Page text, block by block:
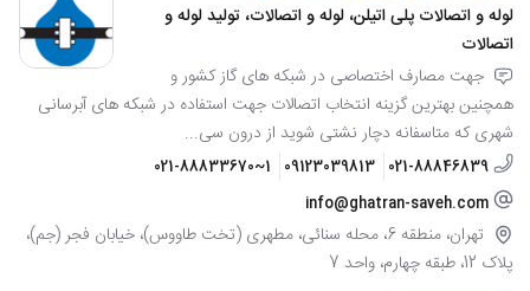
لوله و اتصالات پلی اتیلن، لوله و اتصالات، تولید لوله و
اتصالات
جهت مصارف اختصاصی در شبکه های گاز کشور و
همچنین بهترین گزینه انتخاب اتصالات جهت استفاده در شبکه های آبرسانی
شهری که متاسفانه دچار نشتی شوید از درون سی...
021-88846839
09123039813
021-88833670~1
info@ghatran-saveh.com
تهران، منطقه 6، محله سنائی، مطهری (تخت طاووس)، خیابان فجر (جم)،
پلاک 12، طبقه چهارم، واحد 7